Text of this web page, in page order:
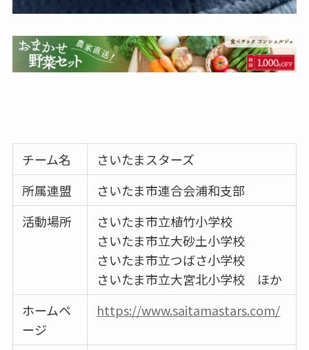
チーム名
さいたまスターズ
所属連盟
さいたま市連合会浦和支部
活動場所
さいたま市立植竹小学校
さいたま市立大砂土小学校
さいたま市立つばさ小学校
さいたま市立大宮北小学校 ほか
ホームペ
ージ
https://www.saitamastars.com/